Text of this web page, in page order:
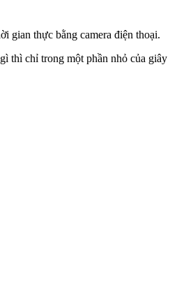
gian thực bằng camera điện thoại.
thì chỉ trong một phần nhỏ của giây